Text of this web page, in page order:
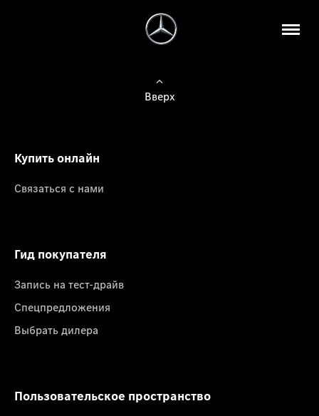
Вверх
Купить онлайн
Связаться с нами
Гид покупателя
Запись на тест-драйв
Спецпредложения
Выбрать дилера
Пользовательское пространство